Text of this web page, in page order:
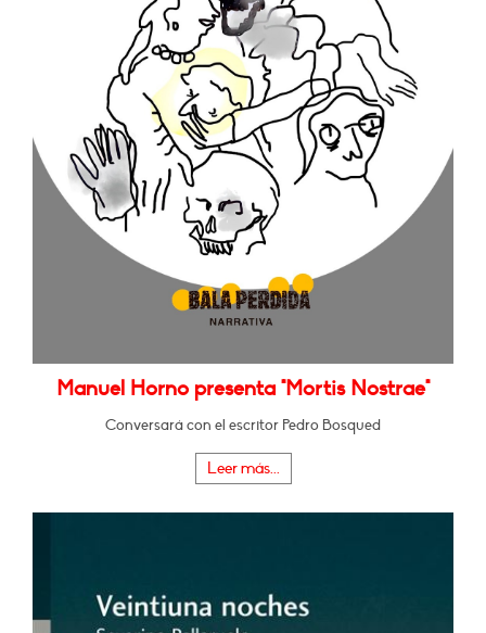
Manuel Horno presenta "Mortis Nostrae"
Conversará con el escritor Pedro Bosqued
Leer más...